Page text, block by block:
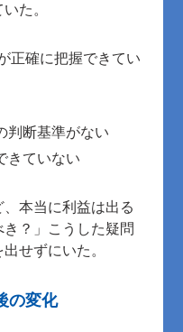
た。
正確に把握できてい
判断基準がない
きていない
、本当に利益は出る
？」こうした疑問
せずにいた。
の変化